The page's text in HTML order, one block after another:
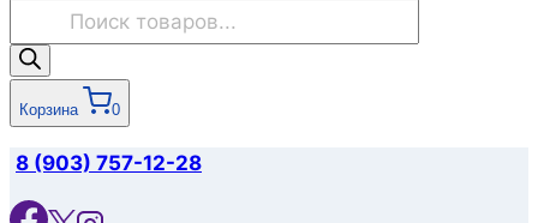
товаров
Корзина 0
8 (903) 757-12-28